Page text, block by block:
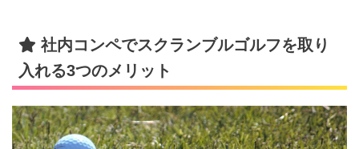
社内コンペでスクランブルゴルフを取り
入れる3つのメリット